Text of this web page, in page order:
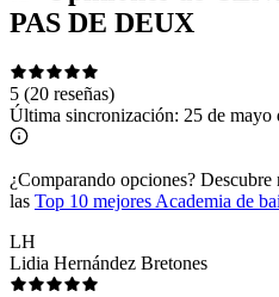
PAS DE DEUX
5 (20 reseñas)
Última sincronización: 25 de mayo
¿Comparando opciones? Descubre
las Top 10 mejores Academia de
LH
Lidia Hernández Bretones